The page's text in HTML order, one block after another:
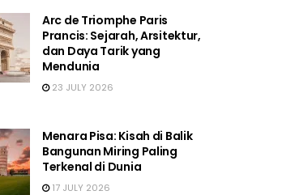
Arc de Triomphe Paris
Prancis: Sejarah, Arsitektur,
dan Daya Tarik yang
Mendunia
23 JULY 2026
Menara Pisa: Kisah di Balik
Bangunan Miring Paling
Terkenal di Dunia
17 JULY 2026